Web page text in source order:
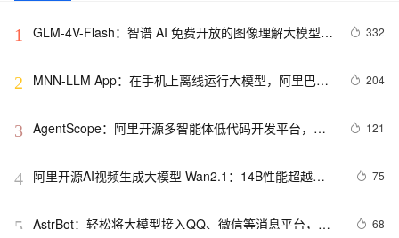
1
GLM-4V-Flash：智谱 AI 免费开放的图像理解大模型
332
2
MNN-LLM App：在手机上离线运行大模型，阿里巴巴
204
3 AgentScope：阿里开源多智能体低代码开发平台，支
121
4 阿里开源AI视频生成大模型 Wan2.1：14B性能超越
75
5 AstrBot：轻松将大模型接入QQ、微信等消息平台，打
68